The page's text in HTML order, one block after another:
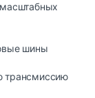
шины
трансмиссию